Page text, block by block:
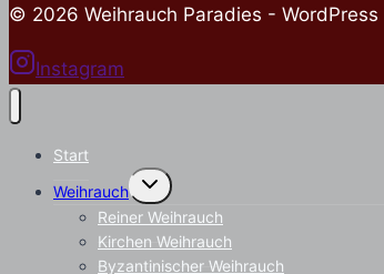
© 2026 Weihrauch Paradies - WordPress
Instagram
Start
Weihrauch
Untermenü
umschalten
Reiner Weihrauch
Kirchen Weihrauch
Byzantinischer Weihrauch